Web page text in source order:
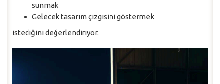
sunmak
Gelecek tasarım çizgisini göstermek
istediğini değerlendiriyor.